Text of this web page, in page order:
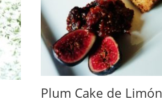
Plum Cake de Limón